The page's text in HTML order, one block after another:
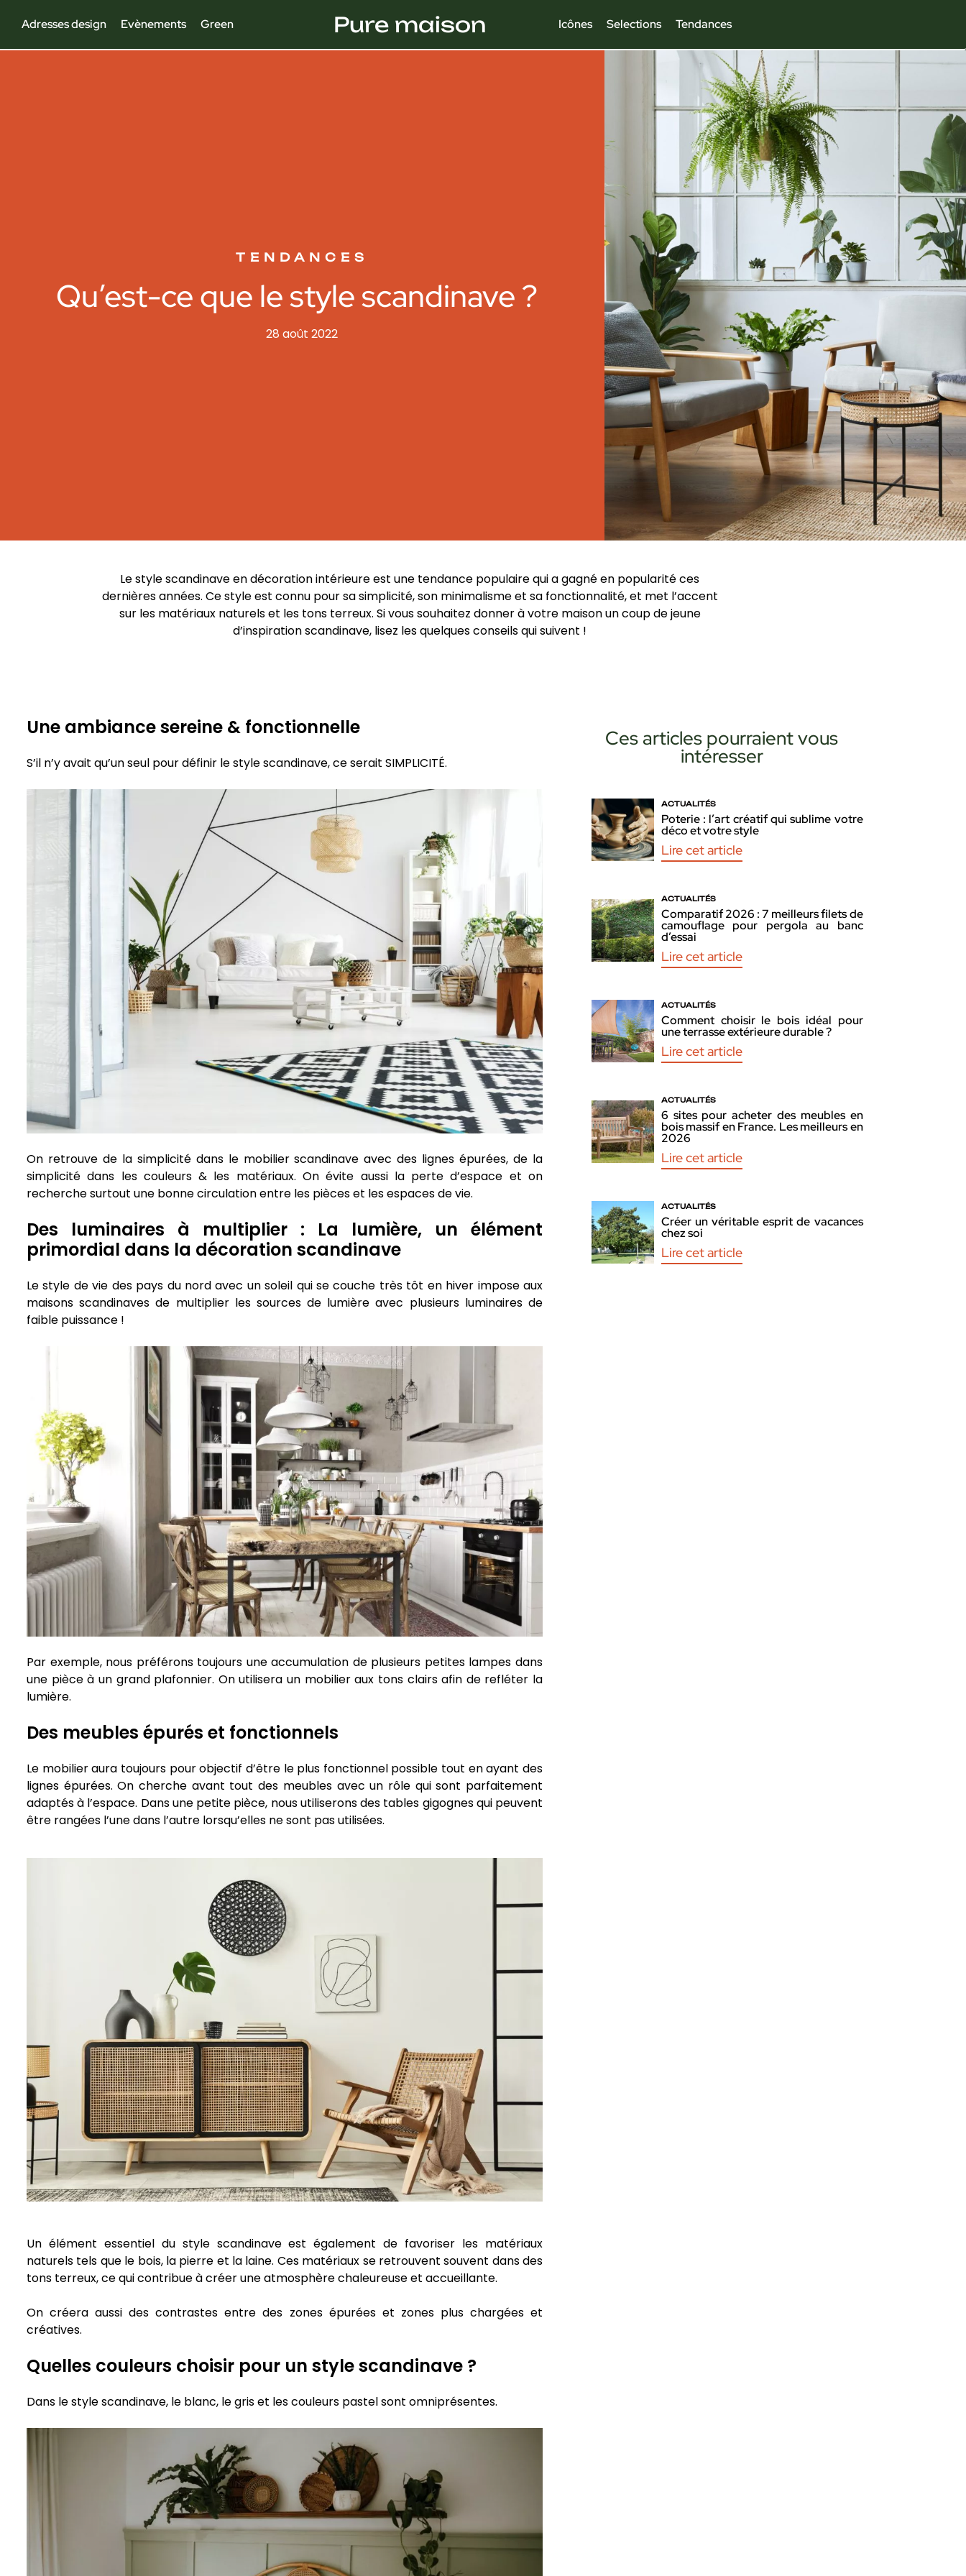
Adresses design Evènements Green Pure maison Icônes Selections Tendances
TENDANCES
Qu’est-ce que le style scandinave ?
28 août 2022
Le style scandinave en décoration intérieure est une tendance populaire qui a gagné en popularité ces
dernières années. Ce style est connu pour sa simplicité, son minimalisme et sa fonctionnalité, et met l’accent
sur les matériaux naturels et les tons terreux. Si vous souhaitez donner à votre maison un coup de jeune
d’inspiration scandinave, lisez les quelques conseils qui suivent !
Une ambiance sereine & fonctionnelle
S’il n’y avait qu’un seul pour définir le style scandinave, ce serait SIMPLICITÉ.
On retrouve de la simplicité dans le mobilier scandinave avec des lignes épurées, de la
simplicité dans les couleurs & les matériaux. On évite aussi la perte d’espace et on
recherche surtout une bonne circulation entre les pièces et les espaces de vie.
Des luminaires à multiplier : La lumière, un élément
primordial dans la décoration scandinave
Le style de vie des pays du nord avec un soleil qui se couche très tôt en hiver impose aux
maisons scandinaves de multiplier les sources de lumière avec plusieurs luminaires de
faible puissance !
Par exemple, nous préférons toujours une accumulation de plusieurs petites lampes dans
une pièce à un grand plafonnier. On utilisera un mobilier aux tons clairs afin de refléter la
lumière.
Des meubles épurés et fonctionnels
Le mobilier aura toujours pour objectif d’être le plus fonctionnel possible tout en ayant des
lignes épurées. On cherche avant tout des meubles avec un rôle qui sont parfaitement
adaptés à l’espace. Dans une petite pièce, nous utiliserons des tables gigognes qui peuvent
être rangées l’une dans l’autre lorsqu’elles ne sont pas utilisées.
Un élément essentiel du style scandinave est également de favoriser les matériaux
naturels tels que le bois, la pierre et la laine. Ces matériaux se retrouvent souvent dans des
tons terreux, ce qui contribue à créer une atmosphère chaleureuse et accueillante.
On créera aussi des contrastes entre des zones épurées et zones plus chargées et
créatives.
Quelles couleurs choisir pour un style scandinave ?
Dans le style scandinave, le blanc, le gris et les couleurs pastel sont omniprésentes.
Ces articles pourraient vous
intéresser
ACTUALITÉS
Poterie : l’art créatif qui sublime votre
déco et votre style
Lire cet article
ACTUALITÉS
Comparatif 2026 : 7 meilleurs filets de
camouflage pour pergola au banc
d’essai
Lire cet article
ACTUALITÉS
Comment choisir le bois idéal pour
une terrasse extérieure durable ?
Lire cet article
ACTUALITÉS
6 sites pour acheter des meubles en
bois massif en France. Les meilleurs en
2026
Lire cet article
ACTUALITÉS
Créer un véritable esprit de vacances
chez soi
Lire cet article